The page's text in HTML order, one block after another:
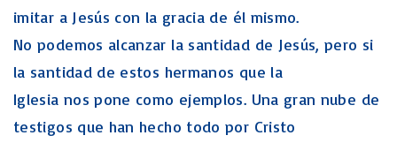
imitar a Jesús con la gracia de él mismo.
No podemos alcanzar la santidad de Jesús, pero si
la santidad de estos hermanos que la
Iglesia nos pone como ejemplos. Una gran nube de
testigos que han hecho todo por Cristo